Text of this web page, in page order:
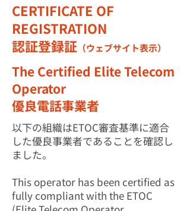
CERTIFICATE OF
REGISTRATION
認証登録証 （ウェブサイト表示）
​The Certified Elite Telecom
Operator
優良電話事業者
以下の組織はETOC審査基準に適合
した優良事業者であることを確認し
ました。
​This operator has been certified as
fully compliant with the ETOC